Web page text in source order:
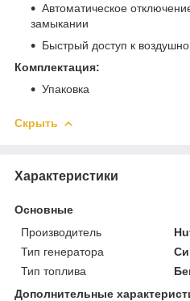
Автоматическое
замыкании
Быстрый доступ к
Комплектация:
Упаковка
Скрыть
Характеристики
Основные
Производитель
Тип генератора
Тип топлива
Дополнительные